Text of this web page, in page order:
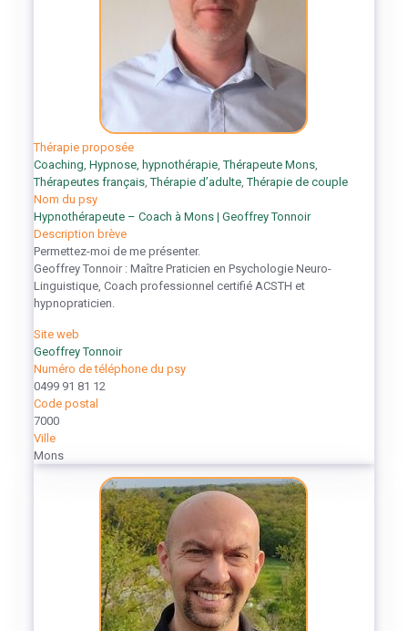
Nom du psy
Hypnothérapeute – Coach à Mons | Geoffrey Tonnoir
Thérapie proposée
Coaching, Hypnose, hypnothérapie,Thérapeute Mons,
Thérapeutes français,Thérapie d’adulte,Thérapie de couple
Description brève
Permettez-moi de me présenter.
Geoffrey Tonnoir : Maître Praticien en Psychologie Neuro-
Linguistique, Coach professionnel certifié ACSTH et
hypnopraticien.
Site web
Geoffrey Tonnoir
Numéro de téléphone du psy
0499 91 81 12
Code postal
7000
Ville
Mons